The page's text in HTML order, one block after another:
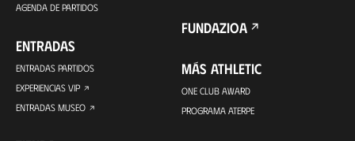
AGENDA DE PARTIDOS
ENTRADAS
ENTRADAS PARTIDOS
EXPERIENCIAS VIP
ENTRADAS MUSEO
FUNDAZIOA
MÁS ATHLETIC
ONE CLUB AWARD
PROGRAMA ATERPE